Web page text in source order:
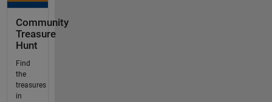
Community
Treasure
Hunt
Find
the
treasures
in